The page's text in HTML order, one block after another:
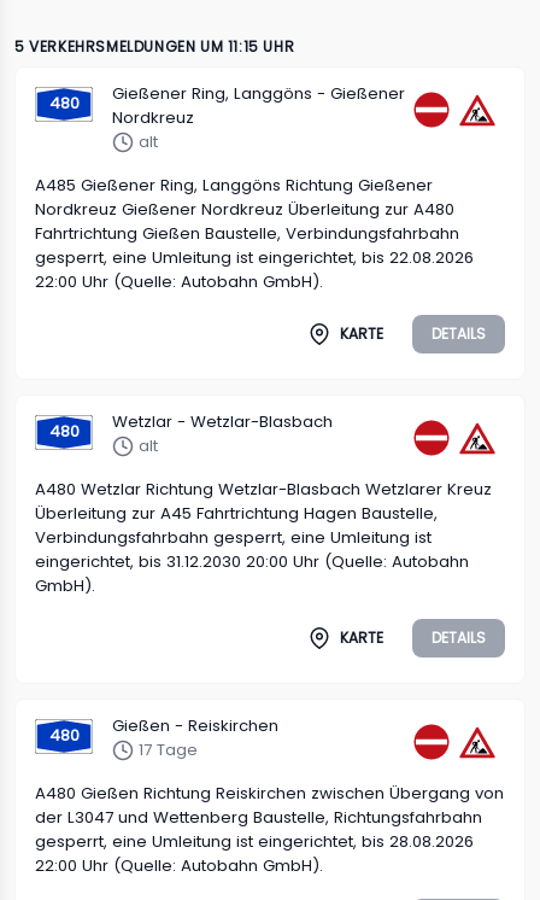
5 VERKEHRSMELDUNGEN UM 11:15 UHR
480
Gießener Ring, Langgöns - Gießener
Nordkreuz
alt
A485 Gießener Ring, Langgöns Richtung Gießener
Nordkreuz Gießener Nordkreuz Überleitung zur A480
Fahrtrichtung Gießen Baustelle, Verbindungsfahrbahn
gesperrt, eine Umleitung ist eingerichtet, bis 22.08.2026
22:00 Uhr (Quelle: Autobahn GmbH).
KARTE DETAILS
480
Wetzlar - Wetzlar-Blasbach
alt
A480 Wetzlar Richtung Wetzlar-Blasbach Wetzlarer Kreuz
Überleitung zur A45 Fahrtrichtung Hagen Baustelle,
Verbindungsfahrbahn gesperrt, eine Umleitung ist
eingerichtet, bis 31.12.2030 20:00 Uhr (Quelle: Autobahn
GmbH).
KARTE DETAILS
480
Gießen - Reiskirchen
17 Tage
A480 Gießen Richtung Reiskirchen zwischen Übergang von
der L3047 und Wettenberg Baustelle, Richtungsfahrbahn
gesperrt, eine Umleitung ist eingerichtet, bis 28.08.2026
22:00 Uhr (Quelle: Autobahn GmbH).